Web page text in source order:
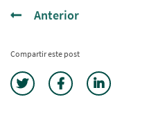
Anterior
Compartir este post